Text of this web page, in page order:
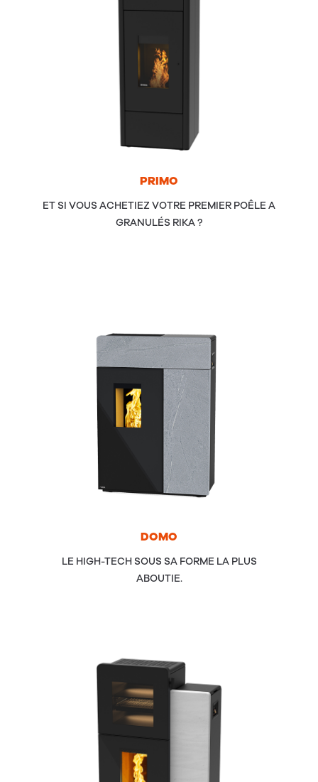
PRI­MO
ET SI VOUS ACHETIEZ VOTRE PREMIER POÊLE A
GRANULÉS RIKA ?
DOMO
LE HIGH-TECH SOUS SA FORME LA PLUS
ABOUTIE.